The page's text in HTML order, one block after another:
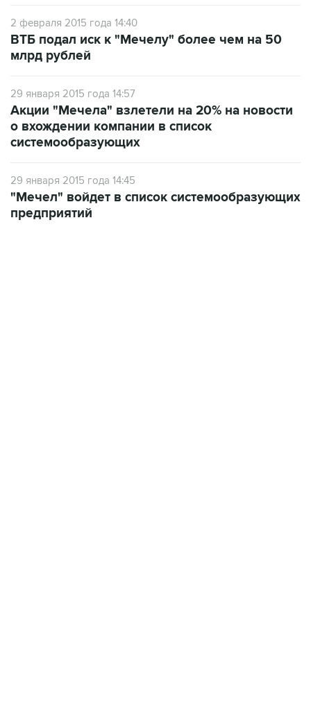
2 февраля 2015 года 14:40
ВТБ подал иск к "Мечелу" более чем на 50
млрд рублей
29 января 2015 года 14:57
Акции "Мечела" взлетели на 20% на новости
о вхождении компании в список
системообразующих
29 января 2015 года 14:45
"Мечел" войдет в список системообразующих
предприятий